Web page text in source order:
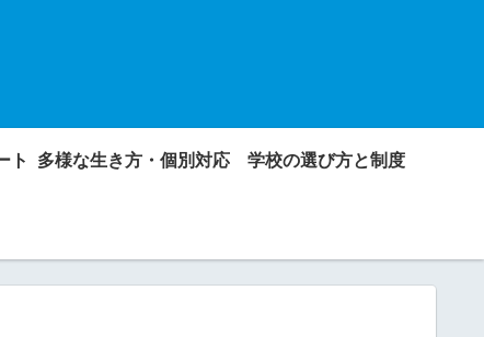
ト 多様な生き方・個別対応 学校の選び方と制度